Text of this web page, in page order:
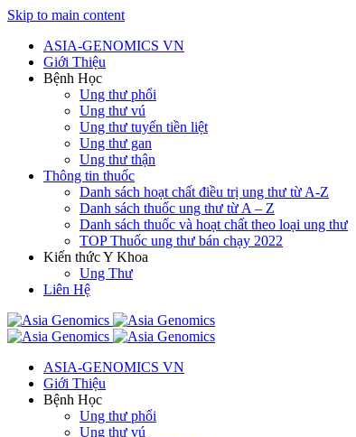
Skip to main content
ASIA-GENOMICS VN
Giới Thiệu
Bệnh Học
Ung thư phổi
Ung thư vú
Ung thư tuyến tiền liệt
Ung thư gan
Ung thư thận
Thông tin thuốc
Danh sách hoạt chất điều trị ung thư từ A-Z
Danh sách thuốc ung thư từ A – Z
Danh sách thuốc và hoạt chất theo loại ung thư
TOP Thuốc ung thư bán chạy 2022
Kiến thức Y Khoa
Ung Thư
Liên Hệ
ASIA-GENOMICS VN
Giới Thiệu
Bệnh Học
Ung thư phổi
Ung thư vú